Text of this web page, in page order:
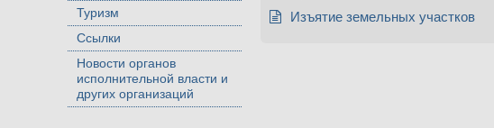
Туризм
Ссылки
Новости органов
исполнительной власти и
других организаций
Изъятие земельных участков